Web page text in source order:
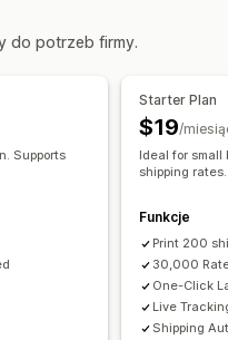
przewoźnika
Powiadomienia e-mail
produktu
Z wielu miejsc nadania
do potrzeb firmy.
Supports
Starter Plan
$19/
Ideal for
shipping
Funkcje
Print 200
30,000
One-Click
Live
Shipping